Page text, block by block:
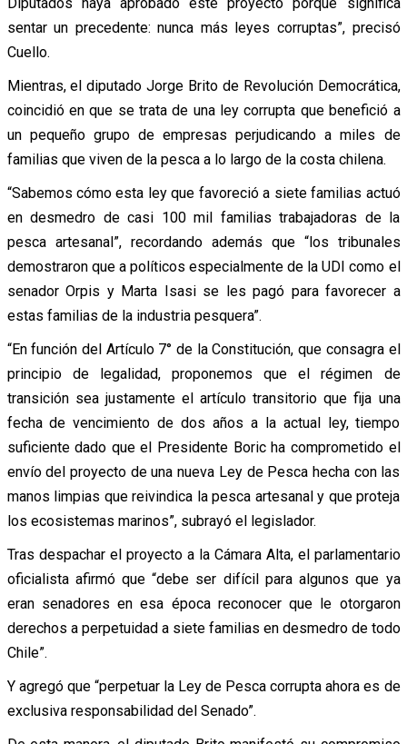
sentar un precedente: nunca más leyes corruptas”, precisó
Cuello.
Mientras, el diputado Jorge Brito de Revolución Democrática,
coincidió en que se trata de una ley corrupta que benefició a
un pequeño grupo de empresas perjudicando a miles de
familias que viven de la pesca a lo largo de la costa chilena.
“Sabemos cómo esta ley que favoreció a siete familias actuó
en desmedro de casi 100 mil familias trabajadoras de la
pesca artesanal”, recordando además que “los tribunales
demostraron que a políticos especialmente de la UDI como el
senador Orpis y Marta Isasi se les pagó para favorecer a
estas familias de la industria pesquera”.
“En función del Artículo 7° de la Constitución, que consagra el
principio de legalidad, proponemos que el régimen de
transición sea justamente el artículo transitorio que fija una
fecha de vencimiento de dos años a la actual ley, tiempo
suficiente dado que el Presidente Boric ha comprometido el
envío del proyecto de una nueva Ley de Pesca hecha con las
manos limpias que reivindica la pesca artesanal y que proteja
los ecosistemas marinos”, subrayó el legislador.
Tras despachar el proyecto a la Cámara Alta, el parlamentario
oficialista afirmó que “debe ser difícil para algunos que ya
eran senadores en esa época reconocer que le otorgaron
derechos a perpetuidad a siete familias en desmedro de todo
Chile”.
Y agregó que “perpetuar la Ley de Pesca corrupta ahora es de
exclusiva responsabilidad del Senado”.